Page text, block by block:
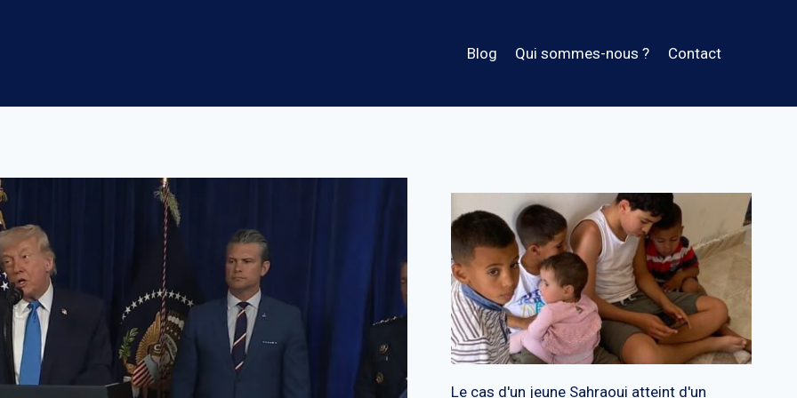
Blog Qui sommes-nous ? Contact
Le cas d'un jeune Sahraoui atteint d'un